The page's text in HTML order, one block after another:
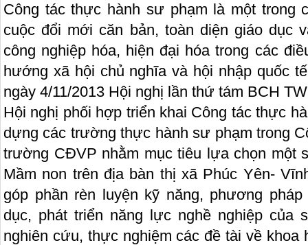
Công tác thực hành sư phạm là một trong
cuộc đổi mới căn bản, toàn diện giáo dục
công nghiệp hóa, hiện đại hóa trong các
hướng xã hội chủ nghĩa và hội nhập quốc
ngày 4/11/2013 Hội nghị lần thứ tám BCH
Hội nghị phối hợp triển khai Công tác thực
dựng các trường thực hành sư phạm trong
trường CĐVP nhằm mục tiêu lựa chọn một
Mầm non trên địa bàn thị xã Phúc Yên-
góp phần rèn luyện kỹ năng, phương
dục, phát triển năng lực nghề nghiệp của
nghiên cứu, thực nghiệm các đề tài về khoa